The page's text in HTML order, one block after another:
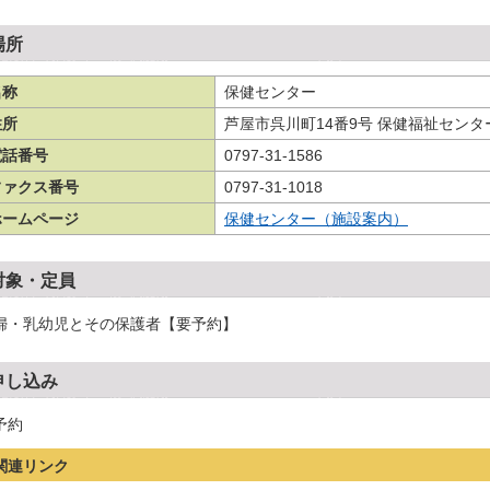
所
保健センター
芦屋市呉川町14番9号 保健福祉センタ
番号
0797-31-1586
クス番号
0797-31-1018
ムページ
保健センター（施設案内）
象・定員
・乳幼児とその保護者【要予約】
し込み
約
連リンク